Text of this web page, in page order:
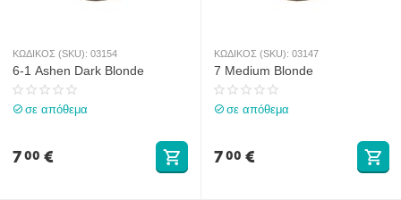
ΚΩΔΙΚΟΣ (SKU): 03154
6-1 Ashen Dark Blonde
σε απόθεμα
700 €
ΚΩΔΙΚΟΣ (SKU): 03147
7 Medium Blonde
σε απόθεμα
700 €